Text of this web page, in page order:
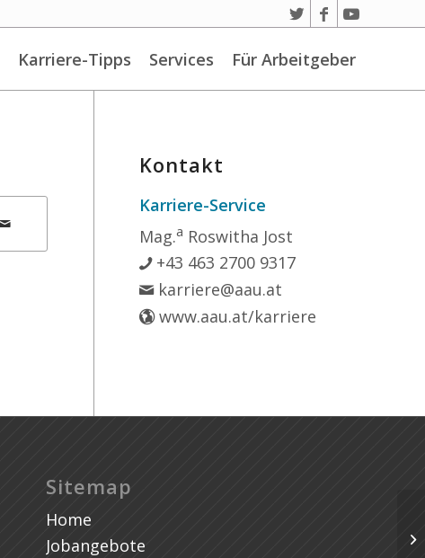
Karriere-Tipps Services Für Arbeitgeber
Kontakt
Karriere-Service
Mag.a Roswitha Jost
+43 463 2700 9317
karriere@aau.at
www.aau.at/karriere
Sitemap
Home
Jobangebote